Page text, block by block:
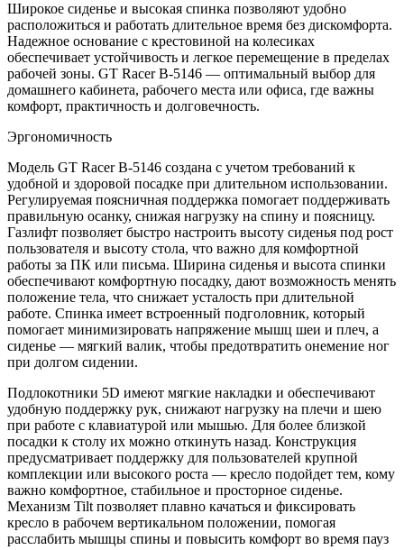
Широкое сиденье и высокая спинка позволяют удобно
расположиться и работать длительное время без дискомфорта.
Надежное основание с крестовиной на колесиках
обеспечивает устойчивость и легкое перемещение в пределах
рабочей зоны. GT Racer B-5146 — оптимальный выбор для
домашнего кабинета, рабочего места или офиса, где важны
комфорт, практичность и долговечность.
Эргономичность
Модель GT Racer B-5146 создана с учетом требований к
удобной и здоровой посадке при длительном использовании.
Регулируемая поясничная поддержка помогает поддерживать
правильную осанку, снижая нагрузку на спину и поясницу.
Газлифт позволяет быстро настроить высоту сиденья под рост
пользователя и высоту стола, что важно для комфортной
работы за ПК или письма. Ширина сиденья и высота спинки
обеспечивают комфортную посадку, дают возможность менять
положение тела, что снижает усталость при длительной
работе. Спинка имеет встроенный подголовник, который
помогает минимизировать напряжение мышц шеи и плеч, а
сиденье — мягкий валик, чтобы предотвратить онемение ног
при долгом сидении.
Подлокотники 5D имеют мягкие накладки и обеспечивают
удобную поддержку рук, снижают нагрузку на плечи и шею
при работе с клавиатурой или мышью. Для более близкой
посадки к столу их можно откинуть назад. Конструкция
предусматривает поддержку для пользователей крупной
комплекции или высокого роста — кресло подойдет тем, кому
важно комфортное, стабильное и просторное сиденье.
Механизм Tilt позволяет плавно качаться и фиксировать
кресло в рабочем вертикальном положении, помогая
расслабить мышцы спины и повысить комфорт во время пауз